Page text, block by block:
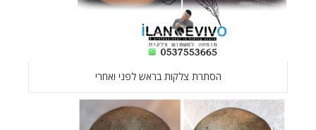
הסתרת צלקות בראש לפני ואחרי